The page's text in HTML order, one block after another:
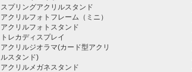
スプリングアクリルスタンド
アクリルフォトフレーム（ミニ）
アクリルフォトスタンド
トレカディスプレイ
アクリルジオラマ(カード型アクリ
ルスタンド)
アクリルメガネスタンド